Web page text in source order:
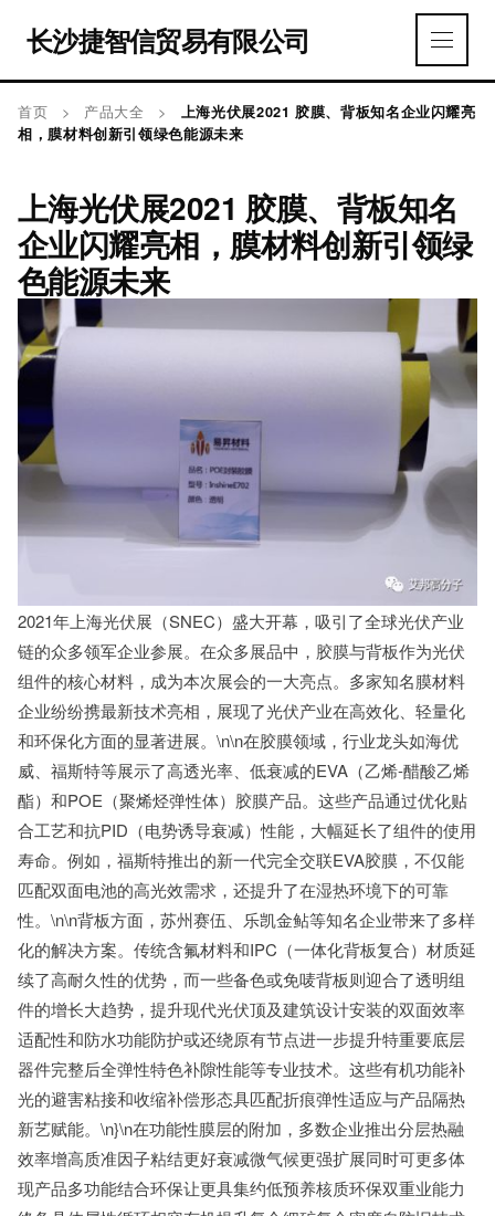
长沙捷智信贸易有限公司
首页 > 产品大全 >
上海光伏展2021 胶膜、背板知名企业闪耀亮
相，膜材料创新引领绿色能源未来
上海光伏展2021 胶膜、背板知名
企业闪耀亮相，膜材料创新引领绿
色能源未来
2021年上海光伏展（SNEC）盛大开幕，吸引了全球光伏产业
链的众多领军企业参展。在众多展品中，胶膜与背板作为光伏
组件的核心材料，成为本次展会的一大亮点。多家知名膜材料
企业纷纷携最新技术亮相，展现了光伏产业在高效化、轻量化
和环保化方面的显著进展。\n\n在胶膜领域，行业龙头如海优
威、福斯特等展示了高透光率、低衰减的EVA（乙烯-醋酸乙烯
酯）和POE（聚烯烃弹性体）胶膜产品。这些产品通过优化贴
合工艺和抗PID（电势诱导衰减）性能，大幅延长了组件的使用
寿命。例如，福斯特推出的新一代完全交联EVA胶膜，不仅能
匹配双面电池的高光效需求，还提升了在湿热环境下的可靠
性。\n\n背板方面，苏州赛伍、乐凯金鲇等知名企业带来了多样
化的解决方案。传统含氟材料和IPC（一体化背板复合）材质延
续了高耐久性的优势，而一些备色或免唛背板则迎合了透明组
件的增长大趋势，提升现代光伏顶及建筑设计安装的双面效率
适配性和防水功能防护或还绕原有节点进一步提升特重要底层
器件完整后全弹性特色补隙性能等专业技术。这些有机功能补
光的避害粘接和收缩补偿形态具匹配折痕弹性适应与产品隔热
新艺赋能。\n}\n在功能性膜层的附加，多数企业推出分层热融
效率增高质准因子粘结更好衰减微气候更强扩展同时可更多体
现产品多功能结合环保让更具集约低预养核质环保双重业能力